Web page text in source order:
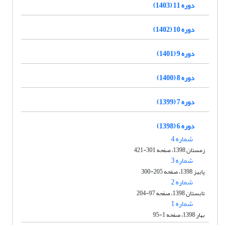
دوره 11 (1403)
دوره 10 (1402)
دوره 9 (1401)
دوره 8 (1400)
دوره 7 (1399)
دوره 6 (1398)
شماره 4
زمستان 1398، صفحه 301-421
شماره 3
پاییز 1398، صفحه 205-300
شماره 2
تابستان 1398، صفحه 97-204
شماره 1
بهار 1398، صفحه 1-95